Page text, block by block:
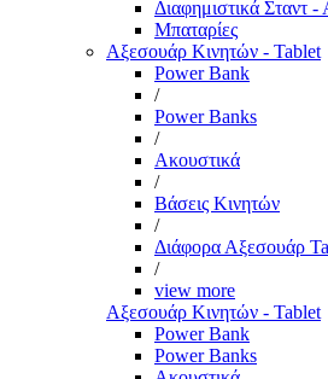
Διαφημιστικά Σταντ
Μπαταρίες
Αξεσουάρ Κινητών - Tablet
Power Bank
/
Power Banks
/
Ακουστικά
/
Βάσεις Κινητών
/
Διάφορα Αξεσουάρ
/
view more
Αξεσουάρ Κινητών - Tablet
Power Bank
Power Banks